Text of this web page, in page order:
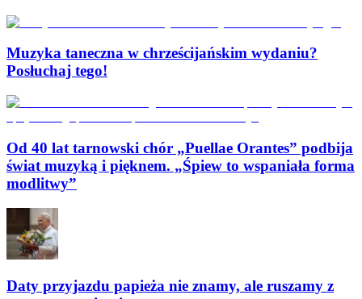
Muzyka taneczna w chrześcijańskim wydaniu?
Posłuchaj tego!
Od 40 lat tarnowski chór „Puellae Orantes” podbija
świat muzyką i pięknem. „Śpiew to wspaniała forma
modlitwy”
Daty przyjazdu papieża nie znamy, ale ruszamy z